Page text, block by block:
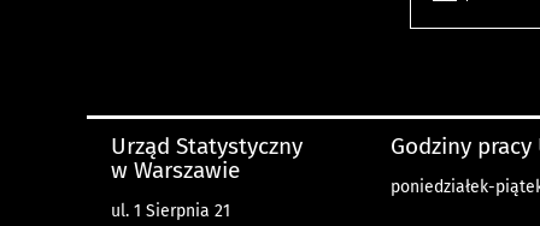
Urząd Statystyczny
w Warszawie
ul. 1 Sierpnia 21
Godziny pracy
poniedziałek-